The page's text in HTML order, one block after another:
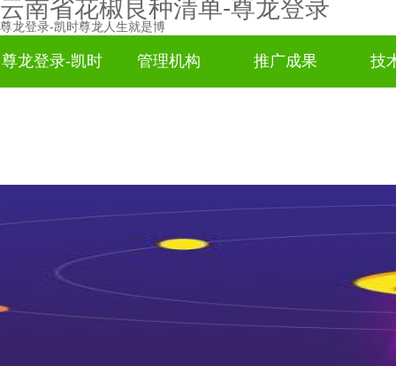
云南省花椒良种清单-尊龙登录
尊龙登录-凯时尊龙人生就是博
尊龙登录-凯时 管理机构 推广成果 技